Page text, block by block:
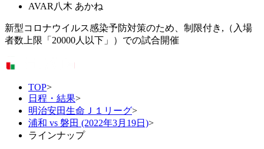
AVAR 八木 あかね
新型コロナウイルス感染予防対策のため、制限付き,（入場
者数上限「20000人以下」）での試合開催
TOP>
日程・結果>
明治安田生命Ｊ１リーグ>
浦和 vs 磐田 (2022年3月19日)>
ラインナップ